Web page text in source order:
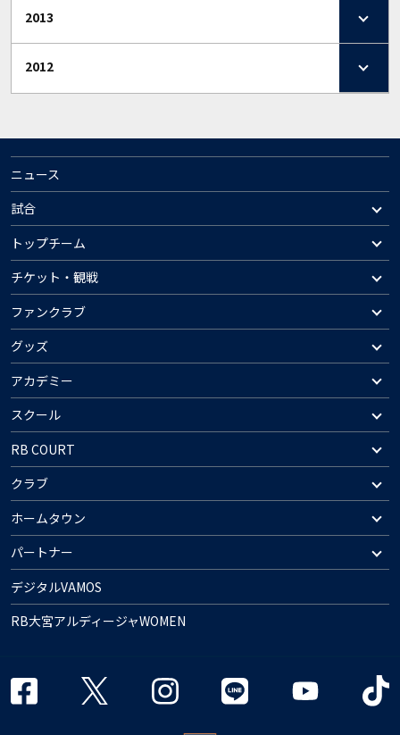
2013
2012
ニュース
試合
トップチーム
チケット・観戦
ファンクラブ
グッズ
アカデミー
スクール
RB COURT
クラブ
ホームタウン
パートナー
デジタルVAMOS
RB大宮アルディージャWOMEN